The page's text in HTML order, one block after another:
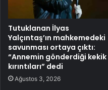
Tutuklanan İlyas
Yalçıntaş’ın mahkemedeki
savunması ortaya çıktı:
“Annemin gönderdiği kekik
kırıntıları” dedi
Ağustos 3, 2026